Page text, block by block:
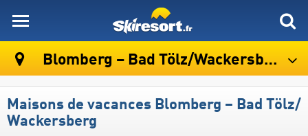
Blomberg – Bad Tölz/​Wackersberg
Maisons de vacances Blomberg – Bad Tölz/​
Wackersberg